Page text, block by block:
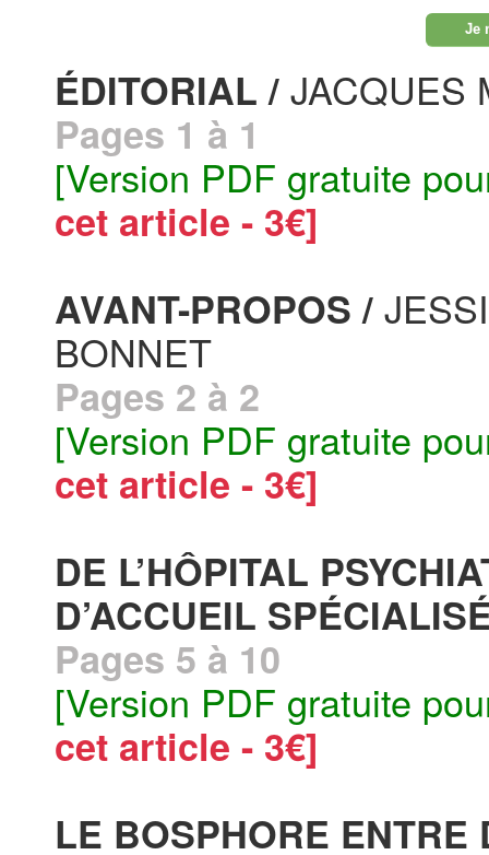
Je
ÉDITORIAL / JACQUES
Pages 1 à 1
[Version PDF gratuite
cet article - 3€]
AVANT-PROPOS /
BONNET
Pages 2 à 2
[Version PDF gratuite
cet article - 3€]
DE L’HÔPITAL
D’ACCUEIL
Pages 5 à 10
[Version PDF gratuite
cet article - 3€]
LE BOSPHORE ENTRE